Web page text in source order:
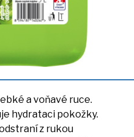
avoňavé ruce.
hydrataci pokožky.
z rukou